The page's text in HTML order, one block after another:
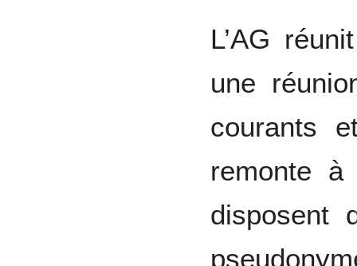
L’AG
une
courants
remonte à
disposent